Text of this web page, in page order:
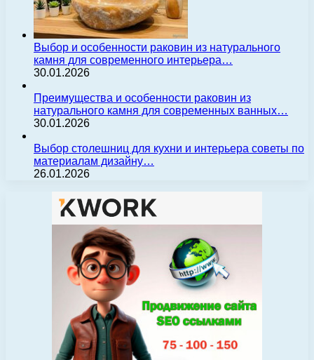
Выбор и особенности раковин из натурального
камня для современного интерьера…
30.01.2026
Преимущества и особенности раковин из
натурального камня для современных ванных…
30.01.2026
Выбор столешниц для кухни и интерьера советы по
материалам дизайну…
26.01.2026